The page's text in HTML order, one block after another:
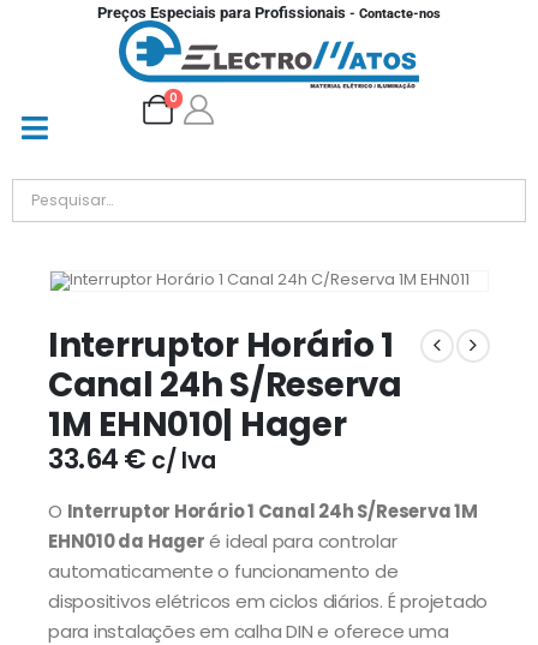
Preços Especiais para Profissionais - Contacte-nos
0
Interruptor Horário 1
Canal 24h S/Reserva
1M EHN010| Hager
33.64€ c/ Iva
O Interruptor Horário 1 Canal 24h S/Reserva 1M
EHN010 da Hageré ideal para controlar
automaticamente o funcionamento de
dispositivos elétricos em ciclos diários. É projetado
para instalações em calha DIN e oferece uma